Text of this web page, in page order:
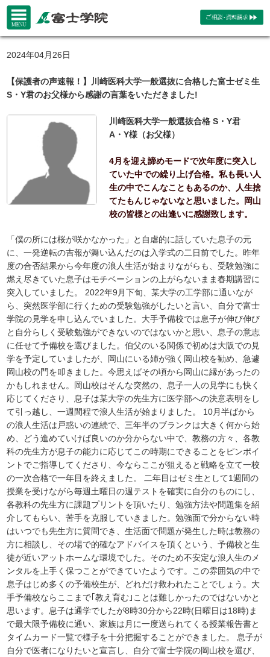
2024年04月26日
【保護者の声速報！】川崎医科大学一般選抜に合格した富士ゼミ生
S・Y君のお父様から感謝の言葉をいただきました!
川崎医科大学一般選抜合格 S・Y君
A・Y様（お父様）
4月を迎え諦めモードで次年度に突入し
ていた中での繰り上げ合格。私も長い人
生の中でこんなこともあるのか、人生捨
てたもんじゃないなと思いました。岡山
校の皆様との出逢いに感謝致します。
「僕の所には桜が咲かなかった」と自虐的に話していた息子の元
に、一発逆転の吉報が舞い込んだのは入学式の二日前でした。昨年
度の合否結果から今年度の浪人生活が始まりながらも、受験勉強に
燃え尽きていた息子はモチベーションの上がらないまま春期講習に
突入していました。 2022年9月下旬、某大学の工学部に通いなが
ら、突然医学部に行くための受験勉強がしたいと言い、自分で富士
学院の見学を申し込んでいました。大手予備校では息子が伸び伸び
と自分らしく受験勉強ができないのではないかと思い、息子の意志
に任せて予備校を選びました。伯父のいる関係で初めは大阪での見
学を予定していましたが、岡山にいる姉が強く岡山校を勧め、急遽
岡山校の門を叩きました。今思えばその頃から岡山に縁があったの
かもしれません。岡山校はそんな突然の、息子一人の見学にも快く
応じてくださり、息子は某大学の先生方に医学部への決意表明をし
て引っ越し、一週間程で浪人生活が始まりました。 10月半ばから
の浪人生活は戸惑いの連続で、三年半のブランクは大きく何から始
め、どう進めていけば良いのか分からない中で、教務の方々、各教
科の先生方が息子の能力に応じてこの時期にできることをピンポイ
ントでご指導してくださり、今ならここが狙えると戦略を立て一校
の一次合格で一年目を終えました。 二年目はゼミ生として1週間の
授業を受けながら毎週土曜日の週テストを確実に自分のものにし、
各教科の先生方に課題プリントを頂いたり、勉強方法や問題集を紹
介してもらい、苦手を克服していきました。勉強面で分からない時
はいつでも先生方に質問でき、生活面で問題が発生した時は教務の
方に相談し、その場で的確なアドバイスを頂くという、予備校と生
徒が近いアットホームな環境でした。そのため不安定な浪人生のメ
ンタルを上手く保つことができていたようです。この雰囲気の中で
息子はじめ多くの予備校生が、どれだけ救われたことでしょう。大
手予備校ならここまで｢教え育む｣ことは難しかったのではないかと
思います。息子は通学でしたが8時30分から22時(日曜日は18時)ま
で最大限予備校に通い、家族は月に一度送られてくる授業報告書と
タイムカード一覧で様子を十分把握することができました。 息子が
自分で医者になりたいと宣言し、自分で富士学院の岡山校を選び、